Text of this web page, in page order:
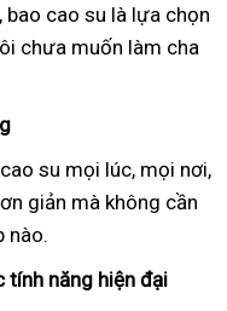
cao su là lựa chọn
chưa muốn làm cha
su mọi lúc, mọi nơi,
giản mà không cần
nào.
tính năng hiện đại